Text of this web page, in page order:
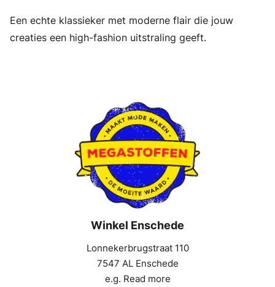
Een echte klassieker met moderne flair die jouw
creaties een high-fashion uitstraling geeft.
Winkel Enschede
Lonnekerbrugstraat 110
7547 AL Enschede
e.g. Read more